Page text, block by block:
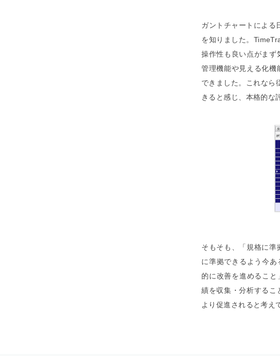
ガントチャートによる
を知りました。
操作性も良い点がまず
管理機能や見える化機
できました。これなら
きると感じ、本格的な
そもそも、「規格に
に準拠できるよう今
的に改善を進めるこ
績を収集・分析するこ
より促進されると考え